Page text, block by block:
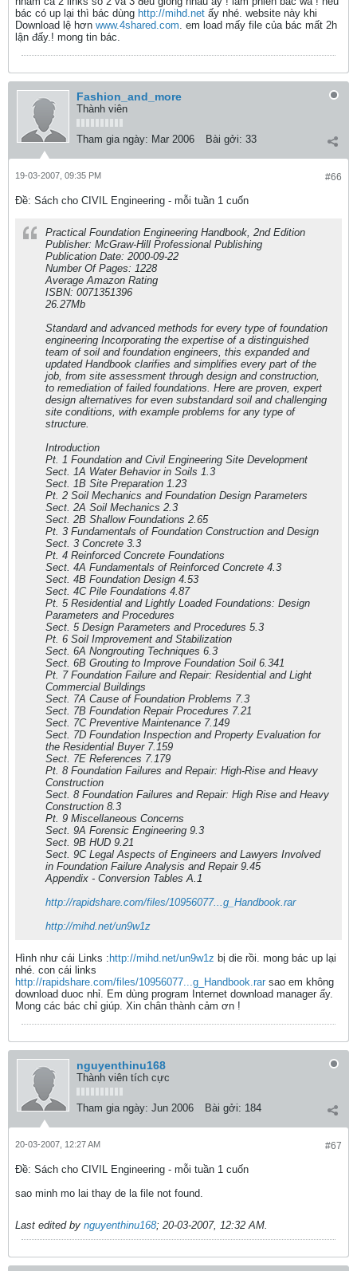
bác có up lại thì bác dùng http://mihd.net ấy nhé. website này khi
Download lệ hơn www.4shared.com. em load mấy file của bác mất 2h
lận đấy.! mong tin bác.
Fashion_and_more
Thành viên
Tham gia ngày: Mar 2006 Bài gởi: 33
#66
19-03-2007, 09:35 PM
Ðề: Sách cho CIVIL Engineering - mỗi tuần 1 cuốn
Practical Foundation Engineering Handbook, 2nd Edition
Publisher: McGraw-Hill Professional Publishing
Publication Date: 2000-09-22
Number Of Pages: 1228
Average Amazon Rating
ISBN: 0071351396
26.27Mb
Standard and advanced methods for every type of foundation
engineering Incorporating the expertise of a distinguished
team of soil and foundation engineers, this expanded and
updated Handbook clarifies and simplifies every part of the
job, from site assessment through design and construction,
to remediation of failed foundations. Here are proven, expert
design alternatives for even substandard soil and challenging
site conditions, with example problems for any type of
structure.
Introduction
Pt. 1 Foundation and Civil Engineering Site Development
Sect. 1A Water Behavior in Soils 1.3
Sect. 1B Site Preparation 1.23
Pt. 2 Soil Mechanics and Foundation Design Parameters
Sect. 2A Soil Mechanics 2.3
Sect. 2B Shallow Foundations 2.65
Pt. 3 Fundamentals of Foundation Construction and Design
Sect. 3 Concrete 3.3
Pt. 4 Reinforced Concrete Foundations
Sect. 4A Fundamentals of Reinforced Concrete 4.3
Sect. 4B Foundation Design 4.53
Sect. 4C Pile Foundations 4.87
Pt. 5 Residential and Lightly Loaded Foundations: Design
Parameters and Procedures
Sect. 5 Design Parameters and Procedures 5.3
Pt. 6 Soil Improvement and Stabilization
Sect. 6A Nongrouting Techniques 6.3
Sect. 6B Grouting to Improve Foundation Soil 6.341
Pt. 7 Foundation Failure and Repair: Residential and Light
Commercial Buildings
Sect. 7A Cause of Foundation Problems 7.3
Sect. 7B Foundation Repair Procedures 7.21
Sect. 7C Preventive Maintenance 7.149
Sect. 7D Foundation Inspection and Property Evaluation for
the Residential Buyer 7.159
Sect. 7E References 7.179
Pt. 8 Foundation Failures and Repair: High-Rise and Heavy
Construction
Sect. 8 Foundation Failures and Repair: High Rise and Heavy
Construction 8.3
Pt. 9 Miscellaneous Concerns
Sect. 9A Forensic Engineering 9.3
Sect. 9B HUD 9.21
Sect. 9C Legal Aspects of Engineers and Lawyers Involved
in Foundation Failure Analysis and Repair 9.45
Appendix - Conversion Tables A.1
http://rapidshare.com/files/10956077...g_Handbook.rar
http://mihd.net/un9w1z
Hình như cái Links : http://mihd.net/un9w1z bị die rồi. mong bác up lại
nhé. con cái links
http://rapidshare.com/files/10956077...g_Handbook.rar sao em không
download duoc nhỉ. Em dùng program Internet download manager ấy.
Mong các bác chỉ giúp. Xin chân thành cảm ơn !
nguyenthinu168
Thành viên tích cực
Tham gia ngày: Jun 2006 Bài gởi: 184
#67
20-03-2007, 12:27 AM
Ðề: Sách cho CIVIL Engineering - mỗi tuần 1 cuốn
sao minh mo lai thay de la file not found.
Last edited by nguyenthinu168; 20-03-2007, 12:32 AM.